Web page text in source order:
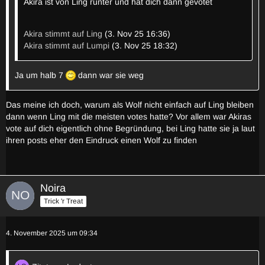
Akira stimmt auf Ling (3. Nov 25 16:36)
Akira stimmt auf Lumpi (3. Nov 25 18:32)
Ja um halb 7 dann war sie weg
Das meine ich doch, warum als Wolf nicht einfach auf Ling bleiben
dann wenn Ling mit die meisten votes hatte? Vor allem war Akiras
vote auf dich eigentlich ohne Begründung, bei Ling hatte sie ja laut
ihren posts eher den Eindruck einen Wolf zu finden
Noira
Trick 'r Treat
4. November 2025 um 09:34